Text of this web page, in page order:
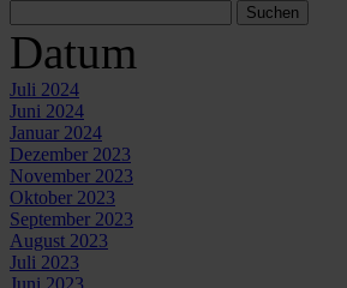
Datum
Juli 2024
Juni 2024
Januar 2024
Dezember 2023
November 2023
Oktober 2023
September 2023
August 2023
Juli 2023
Juni 2023